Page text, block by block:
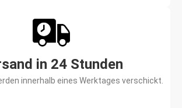
in 24 Stunden
innerhalb eines Werktages verschickt.